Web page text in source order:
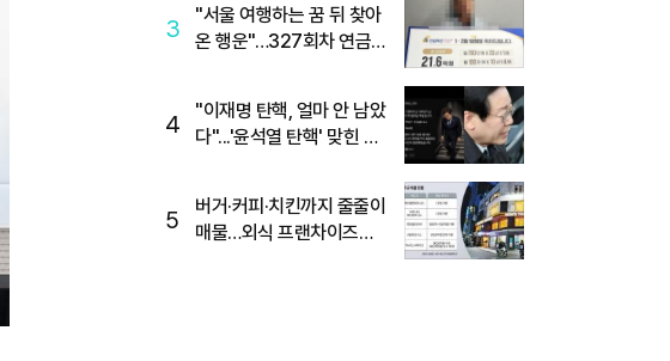
3
"서울 여행하는 꿈 뒤 찾아
온 행운"…327회차 연금
4
"이재명 탄핵, 얼마 안 남았
다"...'윤석열 탄핵' 맞힌 무
5
버거·커피·치킨까지 줄줄이
매물…외식 프랜차이즈